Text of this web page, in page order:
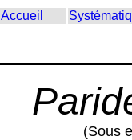
Accueil
(Sous